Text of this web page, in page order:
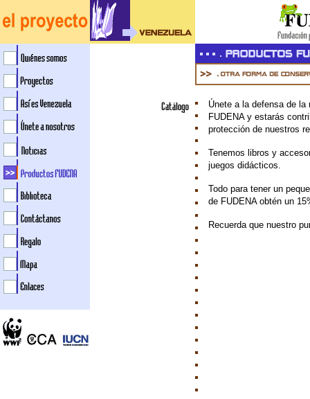
Únete a la defensa de
FUDENA y estarás
protección de nuestros
Tenemos libros y
juegos didácticos.
Todo para tener un
de FUDENA obtén un
Recuerda que nuestro